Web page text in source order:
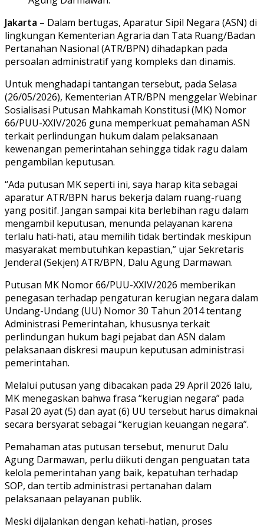
Jakarta – Dalam bertugas, Aparatur Sipil Negara (ASN) di
lingkungan Kementerian Agraria dan Tata Ruang/Badan
Pertanahan Nasional (ATR/BPN) dihadapkan pada
persoalan administratif yang kompleks dan dinamis.
Untuk menghadapi tantangan tersebut, pada Selasa
(26/05/2026), Kementerian ATR/BPN menggelar Webinar
Sosialisasi Putusan Mahkamah Konstitusi (MK) Nomor
66/PUU-XXIV/2026 guna memperkuat pemahaman ASN
terkait perlindungan hukum dalam pelaksanaan
kewenangan pemerintahan sehingga tidak ragu dalam
pengambilan keputusan.
“Ada putusan MK seperti ini, saya harap kita sebagai
aparatur ATR/BPN harus bekerja dalam ruang-ruang
yang positif. Jangan sampai kita berlebihan ragu dalam
mengambil keputusan, menunda pelayanan karena
terlalu hati-hati, atau memilih tidak bertindak meskipun
masyarakat membutuhkan kepastian,” ujar Sekretaris
Jenderal (Sekjen) ATR/BPN, Dalu Agung Darmawan.
Putusan MK Nomor 66/PUU-XXIV/2026 memberikan
penegasan terhadap pengaturan kerugian negara dalam
Undang-Undang (UU) Nomor 30 Tahun 2014 tentang
Administrasi Pemerintahan, khususnya terkait
perlindungan hukum bagi pejabat dan ASN dalam
pelaksanaan diskresi maupun keputusan administrasi
pemerintahan.
Melalui putusan yang dibacakan pada 29 April 2026 lalu,
MK menegaskan bahwa frasa “kerugian negara” pada
Pasal 20 ayat (5) dan ayat (6) UU tersebut harus dimaknai
secara bersyarat sebagai “kerugian keuangan negara”.
Pemahaman atas putusan tersebut, menurut Dalu
Agung Darmawan, perlu diikuti dengan penguatan tata
kelola pemerintahan yang baik, kepatuhan terhadap
SOP, dan tertib administrasi pertanahan dalam
pelaksanaan pelayanan publik.
Meski dijalankan dengan kehati-hatian, proses